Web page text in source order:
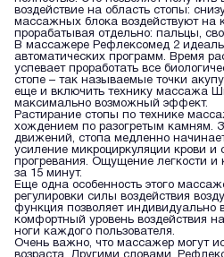
воздействие на область стопы:
массажных блока воздействуют на
прорабатывая отдельно: пальцы,
В массажере Рефлексомед 2
автоматических программ. Время
успевает проработать все
стопе – так называемые точки
еще и включить технику массажа
максимально возможный эффект.
Растирание стопы по технике
хождением по разогретым камням.
движений, стопа медленно
усиление микроциркуляции крови и
прогревания. Ощущение легкости и
за 15 минут.
Еще одна особенность этого
регулировки силы воздействия
функция позволяет индивидуально
комфортный уровень воздействия
ноги каждого пользователя.
Очень важно, что массажер могут